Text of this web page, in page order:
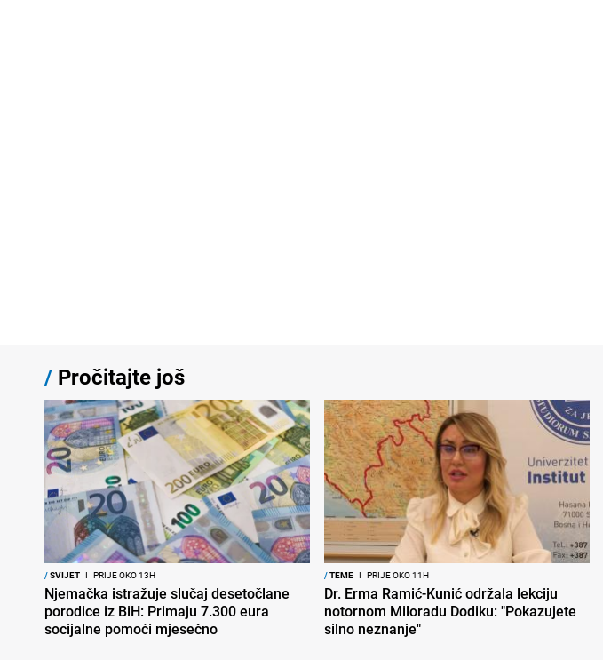
/ Pročitajte još
/SVIJET I PRIJE OKO 13H
Njemačka istražuje slučaj desetočlane
porodice iz BiH: Primaju 7.300 eura
socijalne pomoći mjesečno
/TEME I PRIJE OKO 11H
Dr. Erma Ramić-Kunić održala lekciju
notornom Miloradu Dodiku: "Pokazujete
silno neznanje"